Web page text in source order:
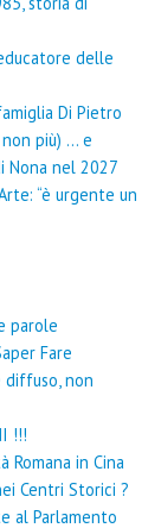
delle
Di Pietro
più) … e
Nona nel 2027
“è urgente un
parole
Fare
diffuso, non
!!!
Romana in Cina
Centri Storici ?
al Parlamento